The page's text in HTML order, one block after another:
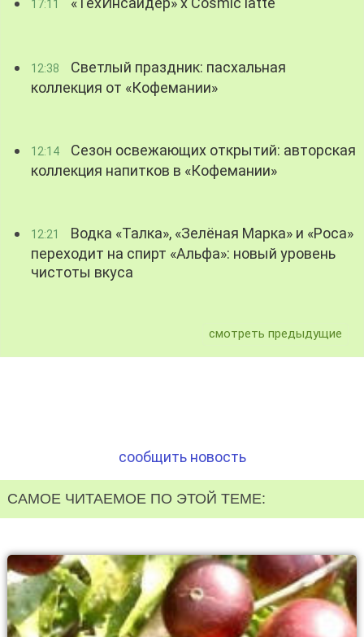
17:11
12:38
Светлый праздник: пасхальная
коллекция от «Кофемании»
12:14
Сезон освежающих открытий: авторская
коллекция напитков в «Кофемании»
12:21
Водка «Талка», «Зелёная Марка» и «Роса»
переходит на спирт «Альфа»: новый уровень
чистоты вкуса
смотреть предыдущие
сообщить новость
САМОЕ ЧИТАЕМОЕ ПО ЭТОЙ ТЕМЕ: